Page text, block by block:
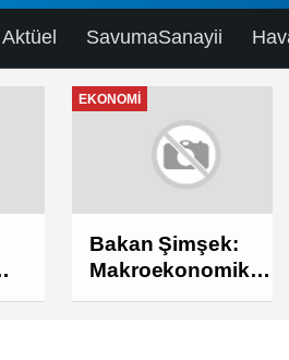
Aktüel SavumaSanayii
EKONOMI
Bakan Şimşek:
Makroekonomik
istikrarı